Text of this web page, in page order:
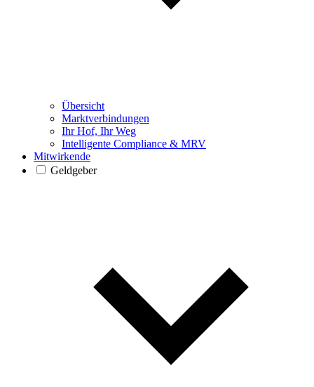
Übersicht
Marktverbindungen
Ihr Hof, Ihr Weg
Intelligente Compliance & MRV
Mitwirkende
Geldgeber